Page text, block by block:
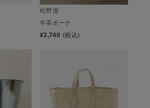
松野屋
牛革ポーチ
¥3,740 (税込)